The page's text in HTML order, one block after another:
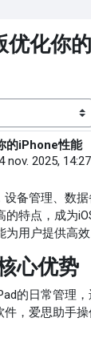
优化你
的iPhone性能
nov. 2025, 14:27
设备管理、数
特点，成为
为用户提供高
心优势
的日常管理
件，爱思助手